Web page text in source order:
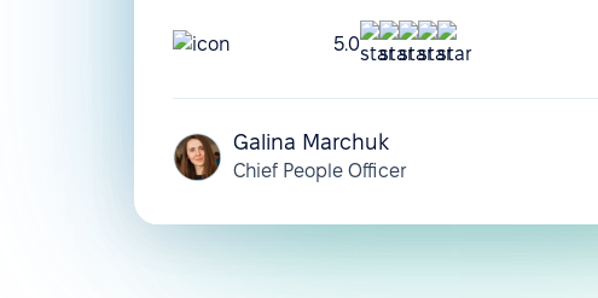
5.0
Galina Marchuk
Chief People Officer